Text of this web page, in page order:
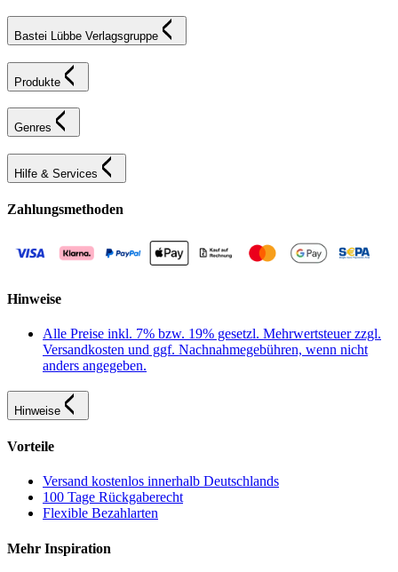
Bastei Lübbe Verlagsgruppe
Produkte
Genres
Hilfe & Services
Zahlungsmethoden
Hinweise
Alle Preise inkl. 7% bzw. 19% gesetzl. Mehrwertsteuer zzgl.
Versandkosten und ggf. Nachnahmegebühren, wenn nicht
anders angegeben.
Hinweise
Vorteile
Versand kostenlos innerhalb Deutschlands
100 Tage Rückgaberecht
Flexible Bezahlarten
Mehr Inspiration